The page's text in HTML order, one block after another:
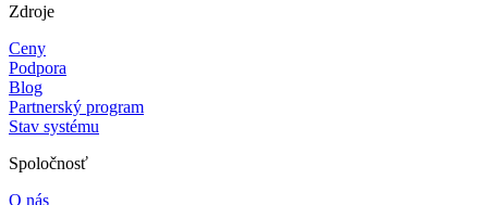
Zdroje
Ceny
Podpora
Blog
Partnerský program
Stav systému
Spoločnosť
O nás